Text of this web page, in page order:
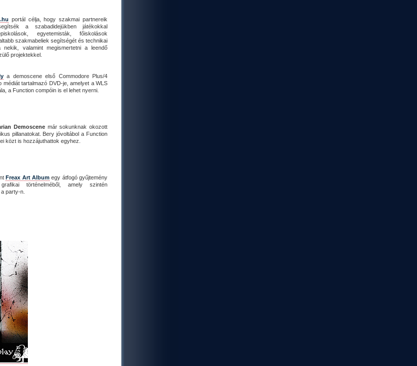
portál célja, hogy szakmai partnereik
a szabadidejükben játékokkal
egyetemisták, főiskolások
szakmabeliek segítségét és technikai
nekik, valamint megismertetni a leendő
projektekkel.
a demoscene első Commodore Plus/4
médiát tartalmazó DVD-je, amelyet a WLS
a Function compóin is el lehet nyerni.
Demoscenemár sokunknak okozott
pillanatokat. Bery jóvoltábol a Function
közt is hozzájuthattok egyhez.
Freax Art Albumegy átfogó gyűjtemény
történelméből, amely szintén
party-n.